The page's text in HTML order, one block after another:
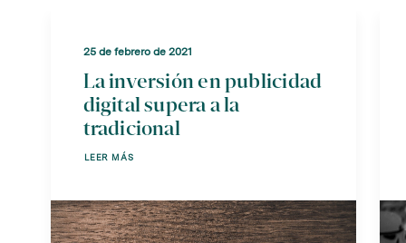
25 de febrero de 2021
La inversión en publicidad
digital supera a la
tradicional
LEER MÁS